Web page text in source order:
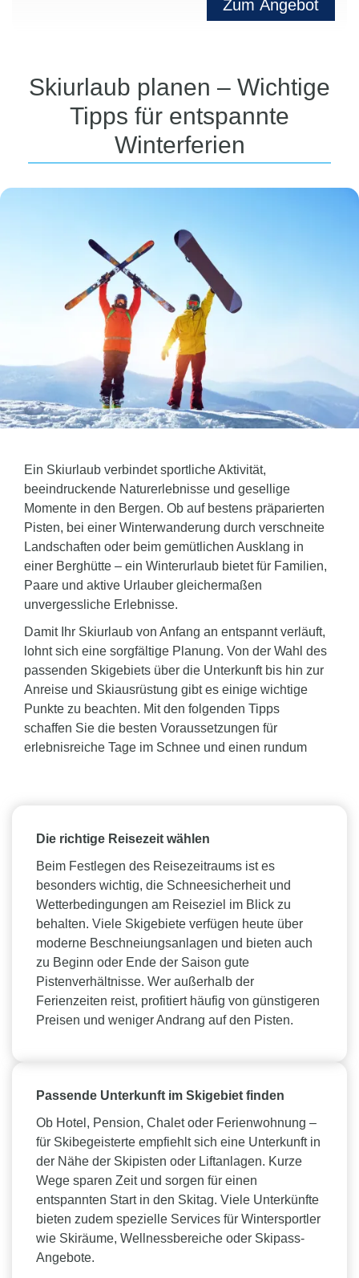
Zum Angebot
Skiurlaub planen – Wichtige
Tipps für entspannte
Winterferien
Ein Skiurlaub verbindet sportliche Aktivität,
beeindruckende Naturerlebnisse und gesellige
Momente in den Bergen. Ob auf bestens präparierten
Pisten, bei einer Winterwanderung durch verschneite
Landschaften oder beim gemütlichen Ausklang in
einer Berghütte – ein Winterurlaub bietet für Familien,
Paare und aktive Urlauber gleichermaßen
unvergessliche Erlebnisse.
Damit Ihr Skiurlaub von Anfang an entspannt verläuft,
lohnt sich eine sorgfältige Planung. Von der Wahl des
passenden Skigebiets über die Unterkunft bis hin zur
Anreise und Skiausrüstung gibt es einige wichtige
Punkte zu beachten. Mit den folgenden Tipps
schaffen Sie die besten Voraussetzungen für
erlebnisreiche Tage im Schnee und einen rundum
Die richtige Reisezeit wählen
Beim Festlegen des Reisezeitraums ist es
besonders wichtig, die Schneesicherheit und
Wetterbedingungen am Reiseziel im Blick zu
behalten. Viele Skigebiete verfügen heute über
moderne Beschneiungsanlagen und bieten auch
zu Beginn oder Ende der Saison gute
Pistenverhältnisse. Wer außerhalb der
Ferienzeiten reist, profitiert häufig von günstigeren
Preisen und weniger Andrang auf den Pisten.
Passende Unterkunft im Skigebiet finden
Ob Hotel, Pension, Chalet oder Ferienwohnung –
für Skibegeisterte empfiehlt sich eine Unterkunft in
der Nähe der Skipisten oder Liftanlagen. Kurze
Wege sparen Zeit und sorgen für einen
entspannten Start in den Skitag. Viele Unterkünfte
bieten zudem spezielle Services für Wintersportler
wie Skiräume, Wellnessbereiche oder Skipass-
Angebote.